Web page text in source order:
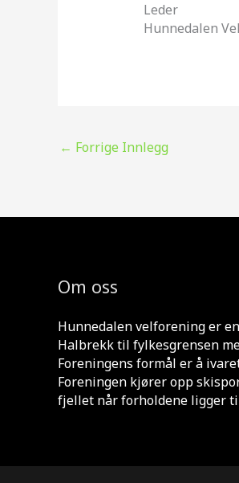
Leder
Hunnedalen Vel
← Forrige Innlegg
Om oss
Hunnedalen velforening er
Halbrekk til fylkesgrensen
Foreningens formål er å
Foreningen kjører opp
fjellet når forholdene ligger